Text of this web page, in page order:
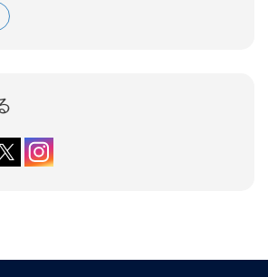
YouTube
us on Facebook
us on X (formerly Twitter)
Follow us on Instagram